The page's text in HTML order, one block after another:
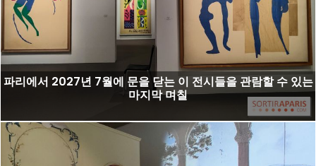
파리에서 2027년 7월에 문을 닫는 이 전시들을 관람할 수 있는
마지막 며칠